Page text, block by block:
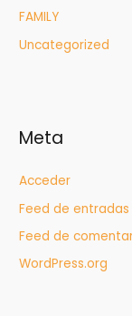
FAMILY
Uncategorized
Meta
Acceder
Feed de entradas
Feed de
WordPress.org